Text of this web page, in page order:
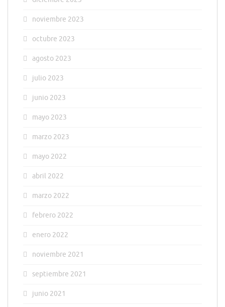
noviembre 2023
octubre 2023
agosto 2023
julio 2023
junio 2023
mayo 2023
marzo 2023
mayo 2022
abril 2022
marzo 2022
febrero 2022
enero 2022
noviembre 2021
septiembre 2021
junio 2021